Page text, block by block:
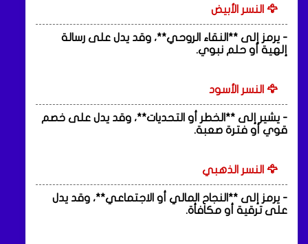
🦅 النسر الأبيض
- يرمز إلى **النقاء الروحي**، وقد يدل على رسالة
إلهية أو حلم نبوي.
🦅 النسر الأسود
- يشير إلى **الخطر أو التحديات**، وقد يدل على خصم
قوي أو فترة صعبة.
🦅 النسر الذهبي
- يرمز إلى **النجاح المالي أو الاجتماعي**، وقد يدل
على ترقية أو مكافأة.